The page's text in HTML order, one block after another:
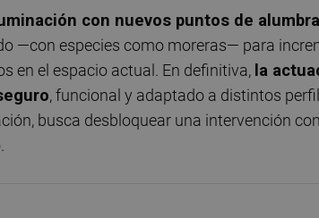
con nuevos puntos de
—con especies como moreras— para
en el espacio actual. En definitiva, la
, funcional y adaptado a distintos
busca desbloquear una intervención